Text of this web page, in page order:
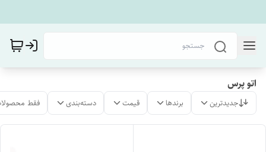
اتو پرس
جدیدترین برندها قیمت دسته‌بندی فقط